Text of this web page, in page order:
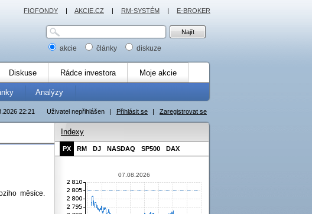
akcie články diskuze
Diskuse Rádce investora Moje akcie
Analýzy
Uživatel nepřihlášen | Přihlásit se | Zaregistrovat se
22:21
měsíce.
Indexy
PX RM DJ NASDAQ SP500 DAX
07.08.2026
FIOFONDY | AKCIE.CZ | RM-SYSTÉM | E-BROKER